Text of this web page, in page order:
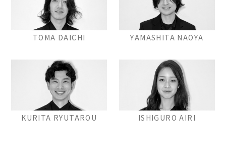
TOMA DAICHI YAMASHITA NAOYA
KURITA RYUTAROU ISHIGURO AIRI